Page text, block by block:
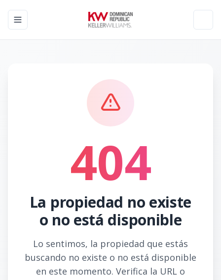
Toggle navigation menu
404
La propiedad no existe
o no está disponible
Lo sentimos, la propiedad que estás
buscando no existe o no está disponible
en este momento. Verifica la URL o